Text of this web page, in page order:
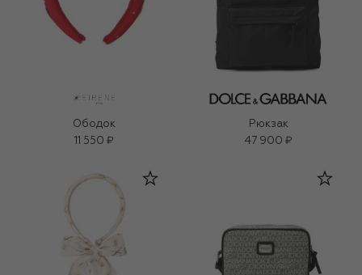
Ободок
11 550 ₽
Рюкзак
47 900 ₽